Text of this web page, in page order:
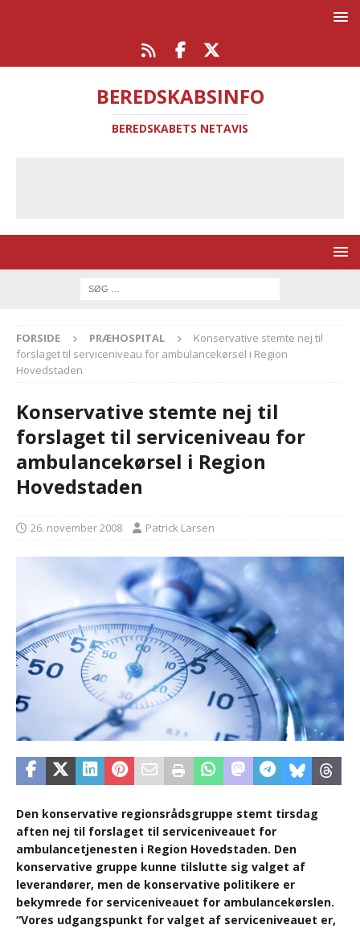
BEREDSKABSINFO
BEREDSKABETS NETAVIS
FORSIDE PRÆHOSPITAL
Konservative stemte nej til
forslaget til serviceniveau for ambulancekørsel i Region
Hovedstaden
Konservative stemte nej til
forslaget til serviceniveau for
ambulancekørsel i Region
Hovedstaden
26. november 2008 Patrick Larsen
Den konservative regionsrådsgruppe stemt tirsdag
aften nej til forslaget til serviceniveauet for
ambulancetjenesten i Region Hovedstaden. Den
konservative gruppe kunne tilslutte sig valget af
leverandører, men de konservative politikere er
bekymrede for serviceniveauet for ambulancekørslen.
“Vores udgangspunkt for valget af serviceniveauet er,